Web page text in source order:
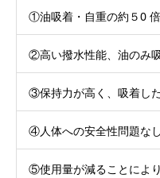
①油吸着・自重の約５0
②高い撥水性能、油のみ
③保持力が高く、吸着し
④人体への安全性問題なし
⑤使用量が減ることによ